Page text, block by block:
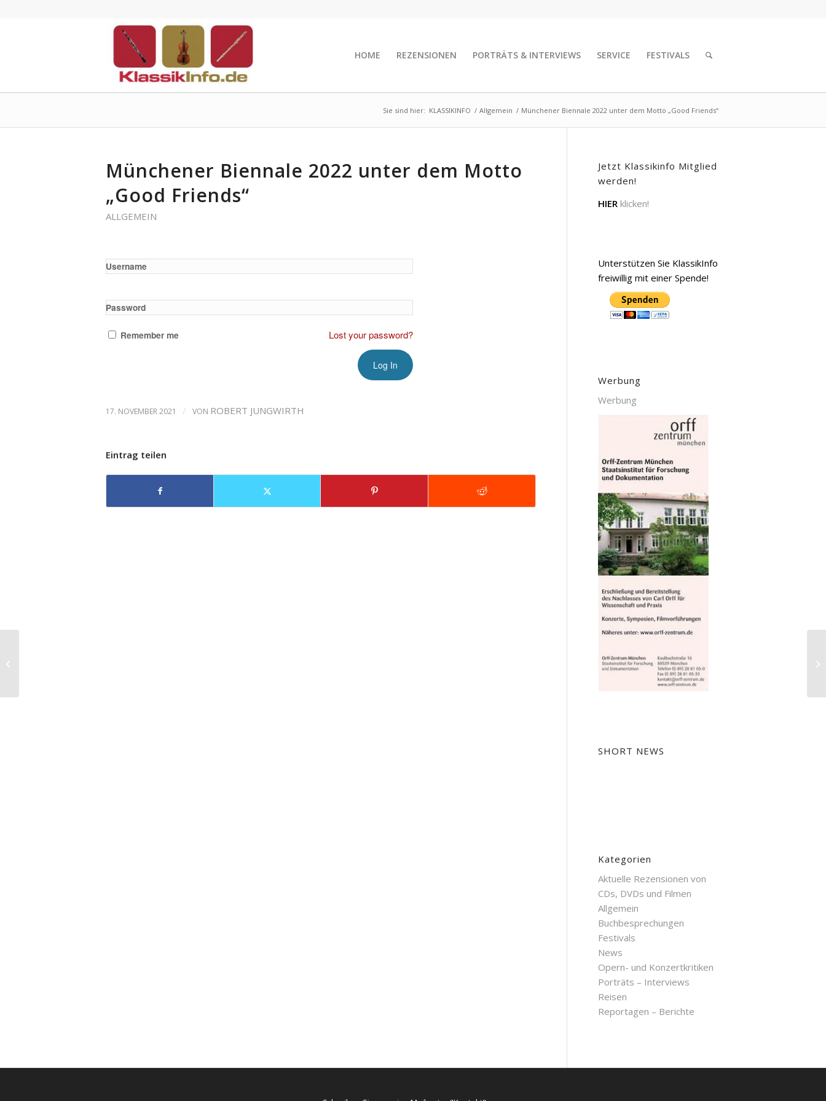
HOME REZENSIONEN PORTRÄTS & INTERVIEWS SERVICE FESTIVALS
Sie sind hier: KLASSIKINFO / Allgemein / Münchener Biennale 2022 unter dem Motto „Good Friends“
Münchener Biennale 2022 unter dem Motto
„Good Friends“
ALLGEMEIN
Username
Password
Remember me Lost your password?
17. NOVEMBER 2021 / VON ROBERT JUNGWIRTH
Eintrag teilen
Jetzt Klassikinfo Mitglied
werden!
HIER klicken!
Unterstützen Sie KlassikInfo
freiwillig mit einer Spende!
Werbung
Werbung
SHORT NEWS
Kategorien
Aktuelle Rezensionen von
CDs, DVDs und Filmen
Allgemein
Buchbesprechungen
Festivals
News
Opern- und Konzertkritiken
Porträts – Interviews
Reisen
Reportagen – Berichte